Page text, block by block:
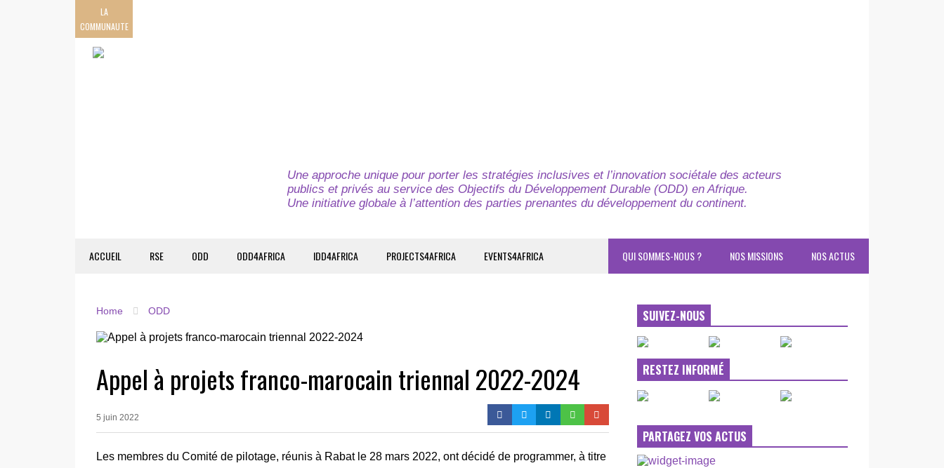
LA
COMMUNAUTE
Une approche unique pour porter les stratégies inclusives et l’innovation sociétale des acteurs
publics et privés au service des Objectifs du Développement Durable (ODD) en Afrique.
Une initiative globale à l’attention des parties prenantes du développement du continent.
ACCUEIL RSE ODD ODD4AFRICA IDD4AFRICA PROJECTS4AFRICA EVENTS4AFRICA NOS ACTUS
NOS MISSIONS
QUI SOMMES-NOUS ?
Home ODD
Appel à projets franco-marocain triennal 2022-2024
5 juin 2022
Les membres du Comité de pilotage, réunis à Rabat le 28 mars 2022, ont décidé de programmer, à titre
SUIVEZ-NOUS
RESTEZ INFORMÉ
PARTAGEZ VOS ACTUS